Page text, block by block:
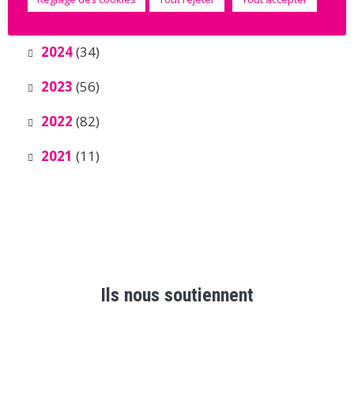
2025(8)
2024(34)
2023 (56)
2022 (82)
2021 (11)
Ils nous soutiennent